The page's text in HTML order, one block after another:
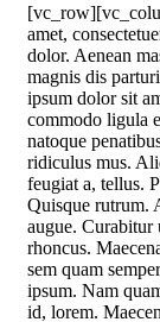
amet,
dolor. Aenean
magnis dis
ipsum dolor sit
commodo ligula
natoque
ridiculus mus.
feugiat a, tellus.
Quisque rutrum.
augue. Curabitur
rhoncus.
sem quam
ipsum. Nam
id, lorem.